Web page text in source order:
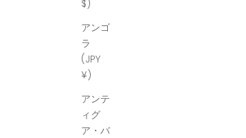
$)
アンゴ
ラ
(JPY
¥)
アンテ
ィグ
ア・バ